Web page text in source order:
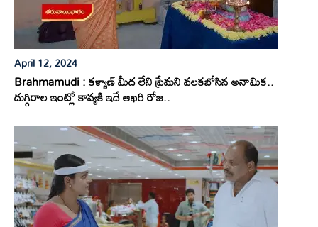
April 12, 2024
Brahmamudi : కళ్యాణ్ మీద లేని ప్రేమని వలకబోసిన అనామిక..
దుగ్గిరాల ఇంట్లో కావ్యకి ఇదే ఆఖరి రోజ..